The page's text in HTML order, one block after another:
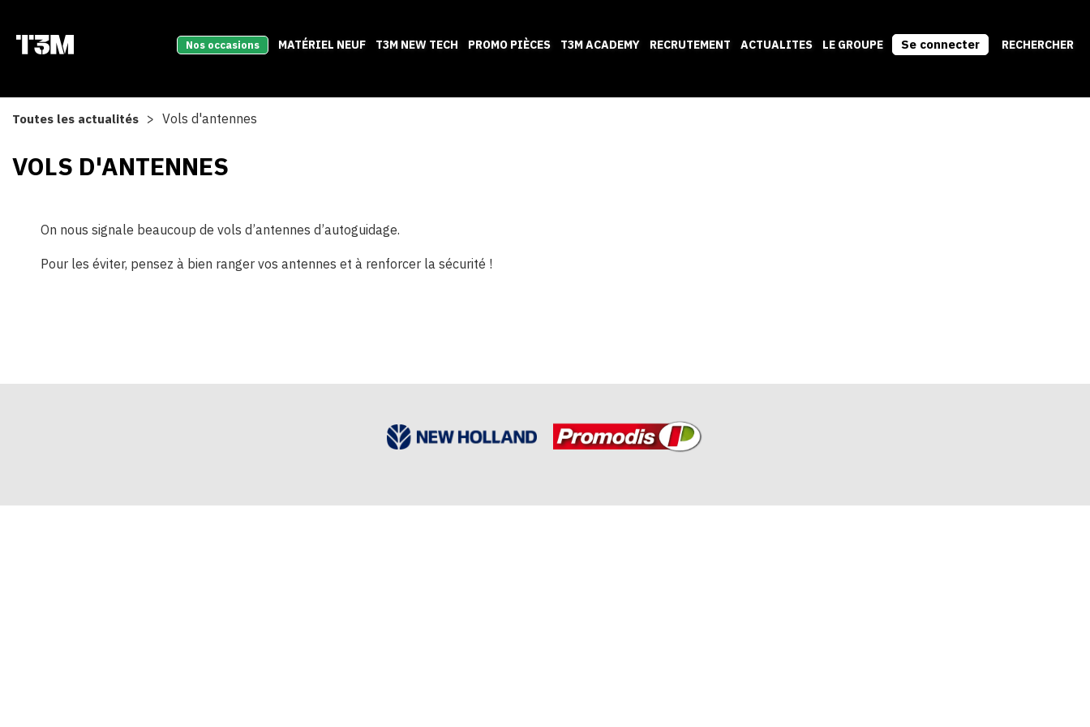
Nos occasions MATÉRIEL NEUF T3M NEW TECH PROMO PIÈCES T3M ACADEMY RECRUTEMENT ACTUALITES LE GROUPE Se connecter RECHERCHER
Toutes les actualités Vols d'antennes
VOLS D'ANTENNES
On nous signale beaucoup de vols d’antennes d’autoguidage.
Pour les éviter, pensez à bien ranger vos antennes et à renforcer la sécurité !